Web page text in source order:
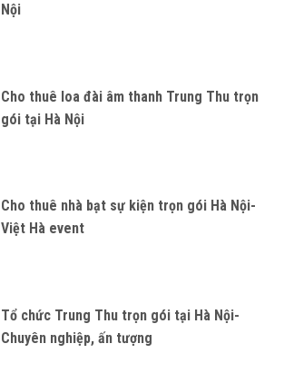
Nội
Cho thuê loa đài âm thanh Trung Thu trọn
gói tại Hà Nội
Cho thuê nhà bạt sự kiện trọn gói Hà Nội-
Việt Hà event
Tổ chức Trung Thu trọn gói tại Hà Nội-
Chuyên nghiệp, ấn tượng